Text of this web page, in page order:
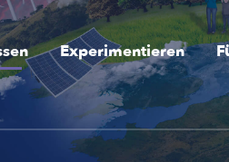
Experimentieren